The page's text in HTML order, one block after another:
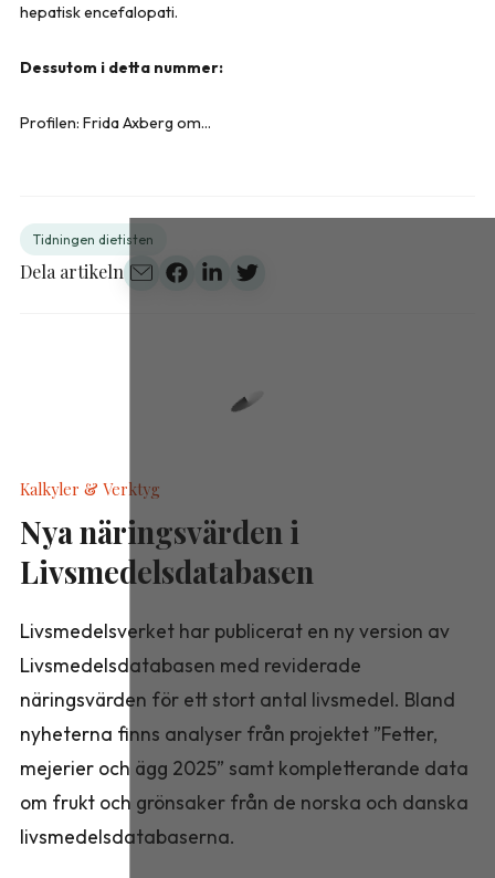
hepatisk encefalopati.
Dessutom i detta nummer:
Profilen: Frida Axberg om...
Tidningen dietisten
Dela artikeln
Kalkyler & Verktyg
Nya näringsvärden i
Livsmedelsdatabasen
Livsmedelsverket har publicerat en ny version av
Livsmedelsdatabasen med reviderade
näringsvärden för ett stort antal livsmedel. Bland
nyheterna finns analyser från projektet ”Fetter,
mejerier och ägg 2025” samt kompletterande data
om frukt och grönsaker från de norska och danska
livsmedelsdatabaserna.